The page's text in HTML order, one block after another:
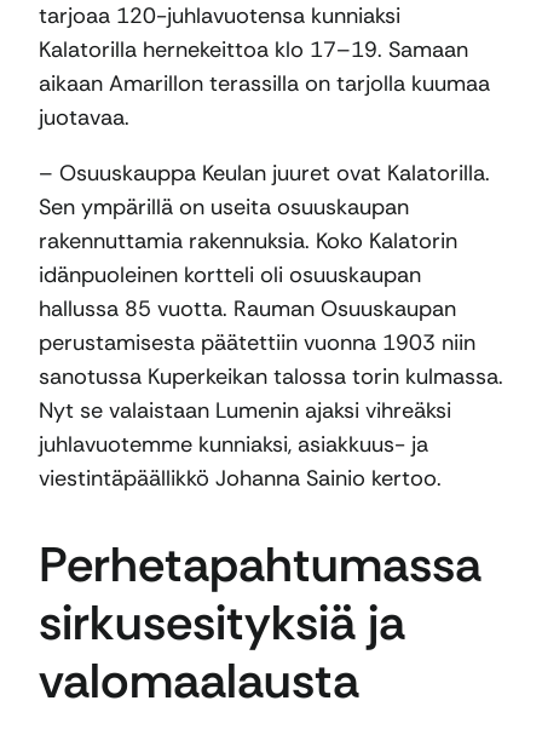
tarjoaa 120-juhlavuotensa kunniaksi
Kalatorilla hernekeittoa klo 17–19. Samaan
aikaan Amarillon terassilla on tarjolla kuumaa
juotavaa.
– Osuuskauppa Keulan juuret ovat Kalatorilla.
Sen ympärillä on useita osuuskaupan
rakennuttamia rakennuksia. Koko Kalatorin
idänpuoleinen kortteli oli osuuskaupan
hallussa 85 vuotta. Rauman Osuuskaupan
perustamisesta päätettiin vuonna 1903 niin
sanotussa Kuperkeikan talossa torin kulmassa.
Nyt se valaistaan Lumenin ajaksi vihreäksi
juhlavuotemme kunniaksi, asiakkuus- ja
viestintäpäällikkö Johanna Sainio kertoo.
Perhetapahtumassa
sirkusesityksiä ja
valomaalausta